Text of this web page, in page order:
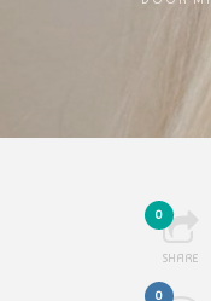
0
SHARE
0